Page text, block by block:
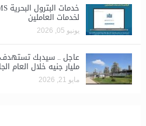
لخدمات العاملين
يونيو 05, 2026
مليار جنيه خلال العام
مايو 21, 2026